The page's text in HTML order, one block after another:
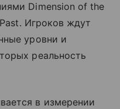
Dimension of the
Игроков ждут
уровни и
реальность
в измерении